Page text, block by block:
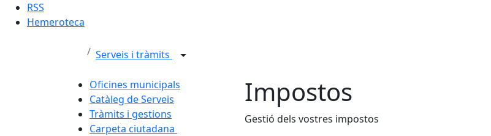
RSS
Hemeroteca
Serveis i tràmits
Oficines municipals
Catàleg de Serveis
Tràmits i gestions
Carpeta ciutadana
Impostos
Gestió dels vostres impostos